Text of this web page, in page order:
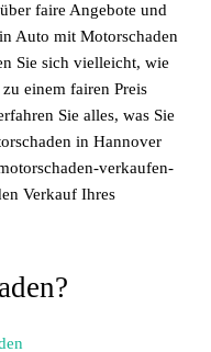
faire Angebote und
Auto mit Motorschaden
Sie sich vielleicht, wie
einem fairen Preis
Sie alles, was Sie
in Hannover
verkaufen-
Verkauf Ihres